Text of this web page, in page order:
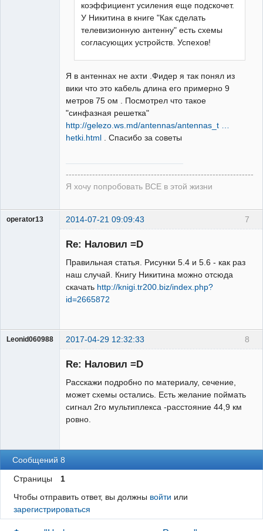
коэффициент усиления еще подскочет.
У Никитина в книге "Как сделать
телевизионную антенну" есть схемы
согласующих устройств. Успехов!
Я в антеннах не ахти .Фидер я так понял из
вики что это кабель длина его примерно 9
метров 75 ом . Посмотрел что такое
"синфазная решетка"
http://gelezo.ws.md/antennas/antennas_t …
hetki.html . Спасибо за советы
----------------------------------------------------------------
Я хочу попробовать ВСЕ в этой жизни
7
operator13 2014-07-21 09:09:43
Re: Наловил =D
Правильная статья. Рисунки 5.4 и 5.6 - как раз
наш случай. Книгу Никитина можно отсюда
скачать http://knigi.tr200.biz/index.php?
id=2665872
8
Leonid060988 2017-04-29 12:32:33
Re: Наловил =D
Расскажи подробно по материалу, сечение,
может схемы остались. Есть желание поймать
сигнал 2го мультиплекса -расстояние 44,9 км
ровно.
Сообщений 8
Страницы
1
Чтобы отправить ответ, вы должны войти или
зарегистрироваться